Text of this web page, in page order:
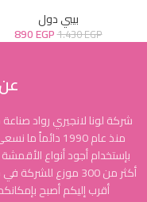
بيبي دول
1.430EGP
890EGP
شركة لونا لانجيري رواد
منذ عام 1990
بإستخدام أجود أنواع
أكثر من 300 موزع
أقرب إليكم أصبح